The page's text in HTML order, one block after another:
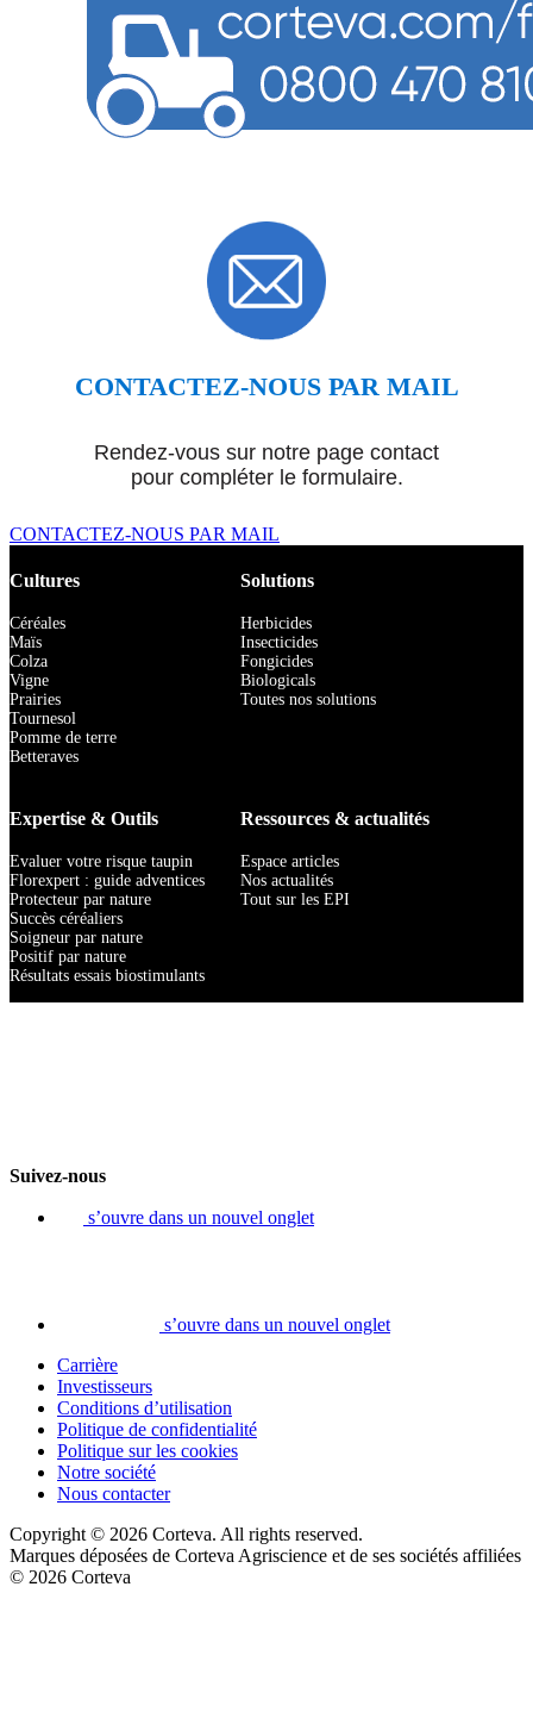
CONTACTEZ-NOUS PAR MAIL
Rendez-vous sur notre page contact
pour compléter le formulaire.
CONTACTEZ-NOUS PAR MAIL
Cultures
Céréales
Maïs
Colza
Vigne
Prairies
Tournesol
Pomme de terre
Betteraves
Solutions
Herbicides
Insecticides
Fongicides
Biologicals
Toutes nos solutions
Expertise & Outils
Evaluer votre risque taupin
Florexpert : guide adventices
Protecteur par nature
Succès céréaliers
Soigneur par nature
Positif par nature
Résultats essais biostimulants
Ressources & actualités
Espace articles
Nos actualités
Tout sur les EPI
Suivez-nous
s’ouvre dans un nouvel onglet
s’ouvre dans un nouvel onglet
Carrière
Investisseurs
Conditions d’utilisation
Politique de confidentialité
Politique sur les cookies
Notre société
Nous contacter
Copyright © 2026 Corteva. All rights reserved.
Marques déposées de Corteva Agriscience et de ses sociétés affiliées
© 2026 Corteva